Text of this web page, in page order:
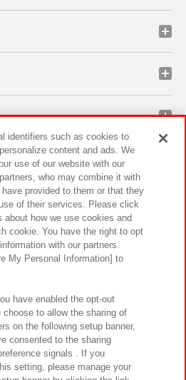
ナビリティ サイトポリシー
ウェブアクセシビリティ方針と検証結果
に
針 よくあるご質問・お問い合わせ
identifiers such as cookies to
content and ads. We
use of our website with our
who may combine it with
provided to them or that they
of their services. Please click
about how we use cookies and
cookie. You have the right to opt
with our partners.
My Personal Information] to
have enabled the opt-out
to allow the sharing of
on the following setup banner,
consented to the sharing
signals . If you
setting, please manage your